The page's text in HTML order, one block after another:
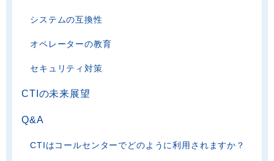
システムの互換性
オペレーターの教育
セキュリティ対策
CTIの未来展望
Q&A
CTIはコールセンターでどのように利用されますか？